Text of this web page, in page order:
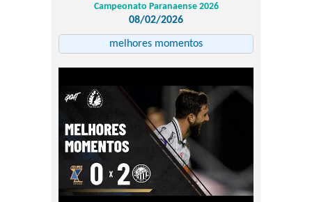
Campeonato Paranaense 2026
08/02/2026
melhores momentos